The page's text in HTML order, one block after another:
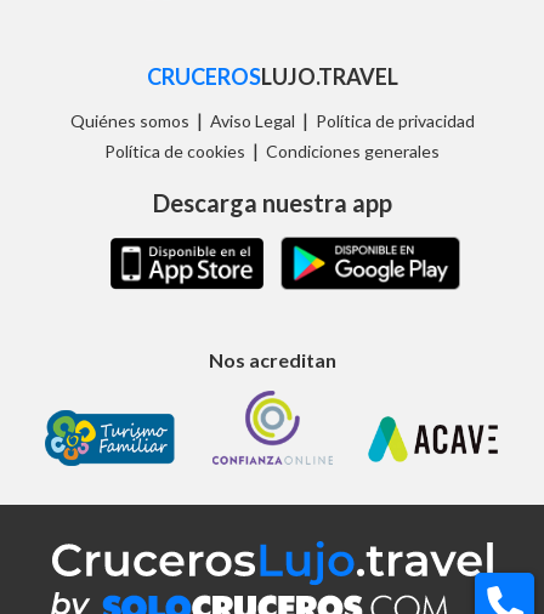
CRUCEROSLUJO.TRAVEL
Quiénes somos | Aviso Legal | Política de privacidad
Política de cookies | Condiciones generales
Descarga nuestra app
Nos acreditan